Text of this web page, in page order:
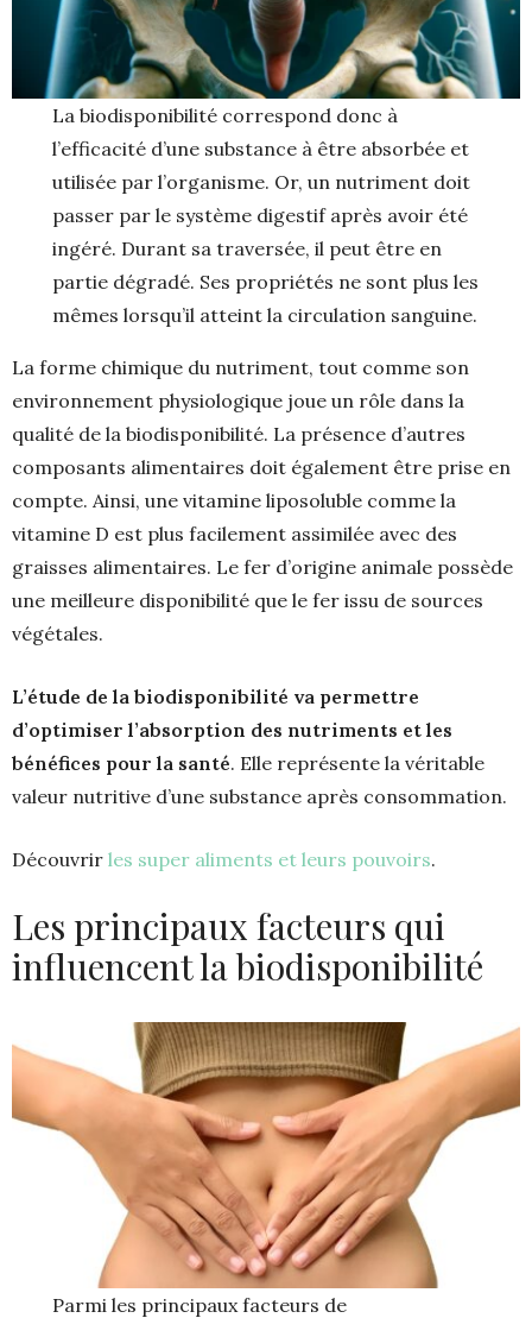
La biodisponibilité correspond donc à
l’efficacité d’une substance à être absorbée et
utilisée par l’organisme. Or, un nutriment doit
passer par le système digestif après avoir été
ingéré. Durant sa traversée, il peut être en
partie dégradé. Ses propriétés ne sont plus les
mêmes lorsqu’il atteint la circulation sanguine.
La forme chimique du nutriment, tout comme son
environnement physiologique joue un rôle dans la
qualité de la biodisponibilité. La présence d’autres
composants alimentaires doit également être prise en
compte. Ainsi, une vitamine liposoluble comme la
vitamine D est plus facilement assimilée avec des
graisses alimentaires. Le fer d’origine animale possède
une meilleure disponibilité que le fer issu de sources
végétales.
L’étude de la biodisponibilité va permettre
d’optimiser l’absorption des nutriments et les
bénéfices pour la santé. Elle représente la véritable
valeur nutritive d’une substance après consommation.
Découvrir les super aliments et leurs pouvoirs.
Les principaux facteurs qui
influencent la biodisponibilité
Parmi les principaux facteurs de